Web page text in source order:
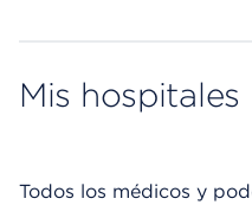
Mis hospitales
Todos los médicos y